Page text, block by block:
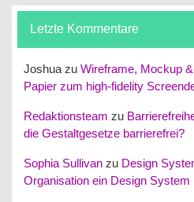
Letzte Kommentare
Joshua zuWireframe, Mockup
Papier zum high-fidelity
Redaktionsteam zu
die Gestaltgesetze barrierefrei?
Sophia Sullivan zu Design
Organisation ein Design System